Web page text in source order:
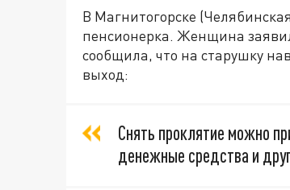
В Магнитогорске
пенсионерка. Женщина
сообщила, что на старушку
выход:
Снять проклятие можно
денежные средства и